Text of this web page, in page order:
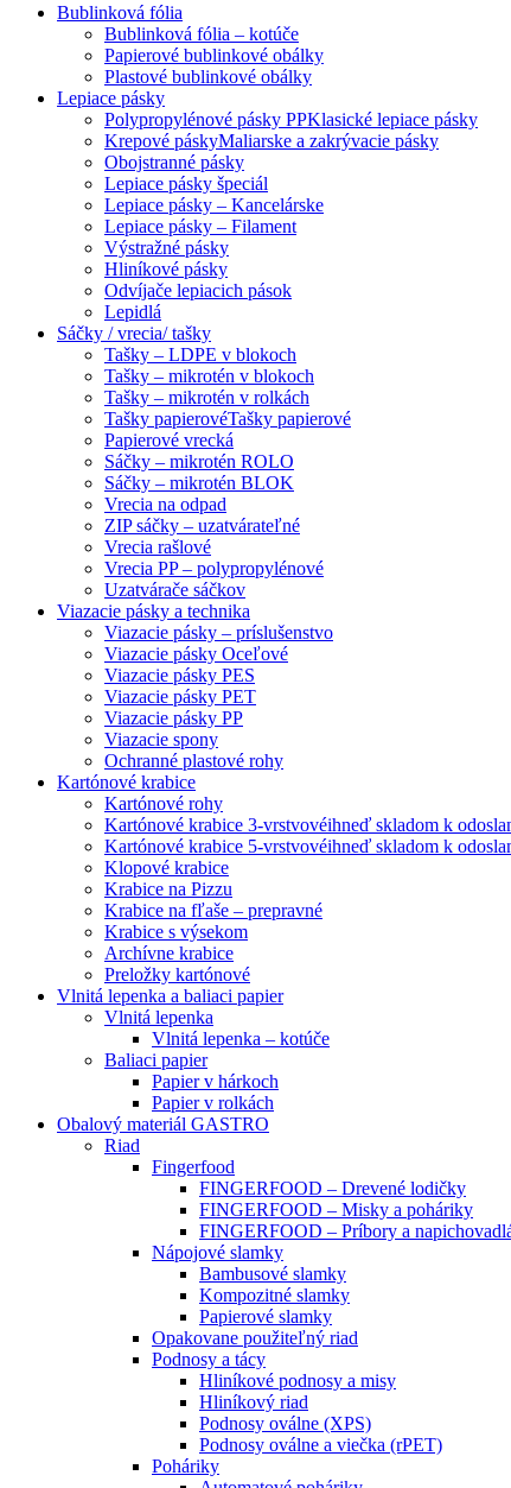
Bublinková fólia
Bublinková fólia – kotúče
Papierové bublinkové obálky
Plastové bublinkové obálky
Lepiace pásky
Polypropylénové pásky PPKlasické lepiace pásky
Krepové páskyMaliarske a zakrývacie pásky
Obojstranné pásky
Lepiace pásky špeciál
Lepiace pásky – Kancelárske
Lepiace pásky – Filament
Výstražné pásky
Hliníkové pásky
Odvíjače lepiacich pások
Lepidlá
Sáčky / vrecia/ tašky
Tašky – LDPE v blokoch
Tašky – mikrotén v blokoch
Tašky – mikrotén v rolkách
Tašky papierovéTašky papierové
Papierové vrecká
Sáčky – mikrotén ROLO
Sáčky – mikrotén BLOK
Vrecia na odpad
ZIP sáčky – uzatvárateľné
Vrecia rašlové
Vrecia PP – polypropylénové
Uzatvárače sáčkov
Viazacie pásky a technika
Viazacie pásky – príslušenstvo
Viazacie pásky Oceľové
Viazacie pásky PES
Viazacie pásky PET
Viazacie pásky PP
Viazacie spony
Ochranné plastové rohy
Kartónové krabice
Kartónové rohy
Kartónové krabice 3-vrstvovéihneď skladom k
Kartónové krabice 5-vrstvovéihneď skladom k
Klopové krabice
Krabice na Pizzu
Krabice na fľaše – prepravné
Krabice s výsekom
Archívne krabice
Preložky kartónové
Vlnitá lepenka a baliaci papier
Vlnitá lepenka
Vlnitá lepenka – kotúče
Baliaci papier
Papier v hárkoch
Papier v rolkách
Obalový materiál GASTRO
Riad
Fingerfood
FINGERFOOD – Drevené lodičky
FINGERFOOD – Misky a poháriky
FINGERFOOD – Príbory a
Nápojové slamky
Bambusové slamky
Kompozitné slamky
Papierové slamky
Opakovane použiteľný riad
Podnosy a tácy
Hliníkové podnosy a misy
Hliníkový riad
Podnosy oválne (XPS)
Podnosy oválne a viečka (rPET)
Poháriky